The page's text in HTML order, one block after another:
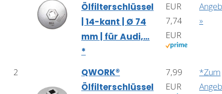
Ölfilterschlüssel
| 14-kant | Ø 74
mm | für Audi,…
*
EUR
7,74
EUR
»
2
QWORK®
Ölfilterschlüssel
7,99
EUR
*Zum